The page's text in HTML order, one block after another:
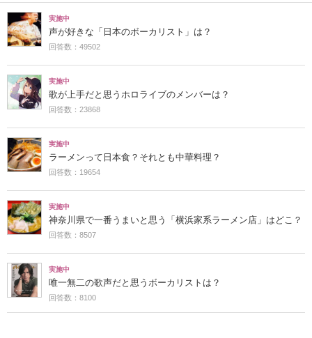
実施中
声が好きな「日本のボーカリスト」は？
回答数：49502
実施中
歌が上手だと思うホロライブのメンバーは？
回答数：23868
実施中
ラーメンって日本食？それとも中華料理？
回答数：19654
実施中
神奈川県で一番うまいと思う「横浜家系ラーメン店」はどこ？
回答数：8507
実施中
唯一無二の歌声だと思うボーカリストは？
回答数：8100